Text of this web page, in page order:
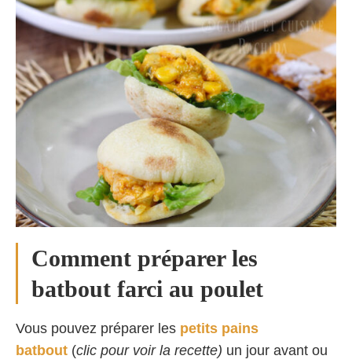
Comment préparer les
batbout farci au poulet
Vous pouvez préparer les petits pains
batbout (clic pour voir la recette) un jour avant ou